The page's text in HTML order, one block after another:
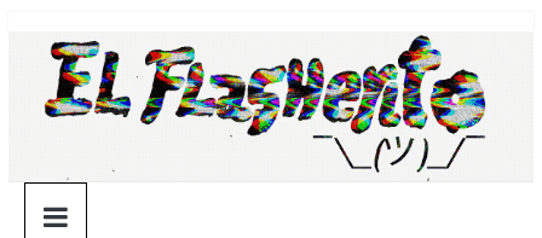
contenido
¯\_(ツ)_/
¯